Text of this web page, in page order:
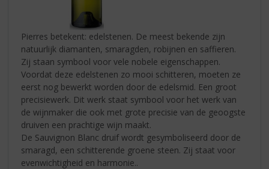
Pierres betekent: edelstenen. De meest bekende zijn
natuurlijk diamanten, smaragden, robijnen en saffieren.
Zij staan symbool voor vele nobele eigenschappen.
Voordat deze edelstenen zo mooi schitteren, moeten ze
eerst nog bewerkt worden door de edelsmid. Een groot
precisiewerk. Dit werk staat symbool voor het werk van
de wijnmaker die ook met grote precisie van de geoogste
druiven een prachtige wijn maakt.
De Sauvignon Blanc druif wordt gesymboliseerd door de
smaragd, een schitterende groene steen. Zij staat voor
evenwichtigheid en harmonie..